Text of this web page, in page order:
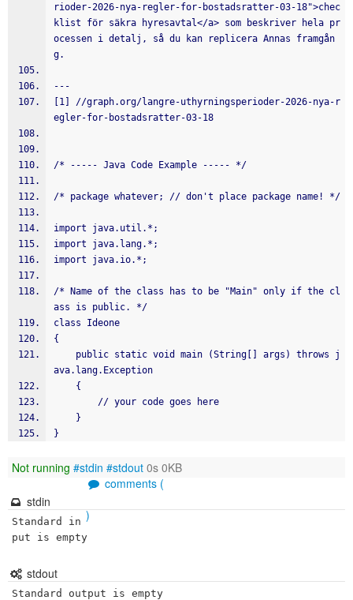
rioder-2026-nya-regler-for-bostadsratter-03-18">chec
klist för säkra hyresavtal</a> som beskriver hela pr
ocessen i detalj, så du kan replicera Annas framgån
g.
---
[1] //graph.org/langre-uthyrningsperioder-2026-nya-r
egler-for-bostadsratter-03-18
/* ----- Java Code Example ----- */
/* package whatever; // don't place package name! */
import java.util.*;
import java.lang.*;
import java.io.*;
/* Name of the class has to be "Main" only if the cl
ass is public. */
class Ideone
{
ava.lang.Exception
    {
        // your code goes here
    }
}
Not running #stdin #stdout 0s 0KB
comments (
)
stdin
Standard in
put is empty
stdout
Standard output is empty